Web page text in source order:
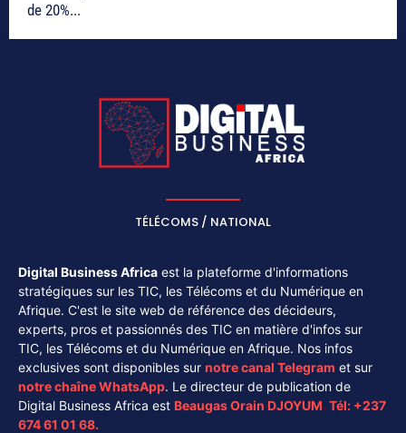
de 20%...
TÉLÉCOMS / NATIONAL
Digital Business Africa est la plateforme d'informations
stratégiques sur les TIC, les Télécoms et du Numérique en
Afrique. C'est le site web de référence des décideurs,
experts, pros et passionnés des TIC en matière d'infos sur
TIC, les Télécoms et du Numérique en Afrique. Nos infos
exclusives sont disponibles sur notre canal Telegram et sur
notre chaîneWhatsApp. Le directeur de publication de
Digital Business Africa est Beaugas Orain DJOYUM. Tél: +237
674 61 01 68.